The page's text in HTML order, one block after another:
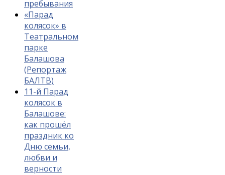
пребывания
«Парад
колясок» в
Театральном
парке
Балашова
(Репортаж
БАЛТВ)
11-й Парад
колясок в
Балашове:
как прошёл
праздник ко
Дню семьи,
любви и
верности